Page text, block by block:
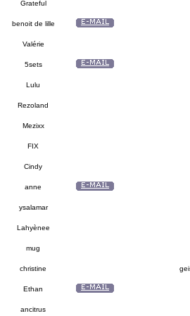
Grateful
benoit de lille
Valérie
5sets
Lulu
Rezoland
Mezixx
FIX
Cindy
anne
ysalamar
Lahyènee
mug
christine
Ethan
ancitrus